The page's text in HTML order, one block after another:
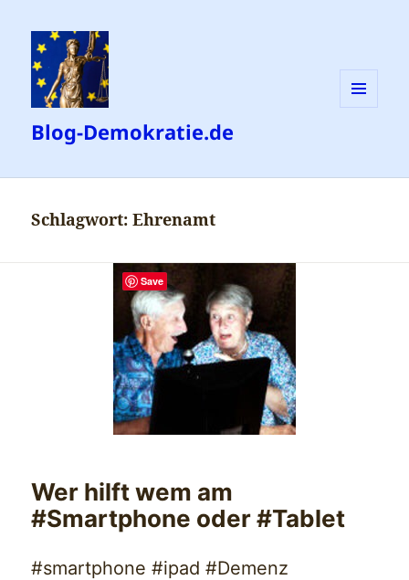
Blog-Demokratie.de
Schlagwort:Ehrenamt
Wer hilft wem am
#Smartphone oder #Tablet
#smartphone #ipad #Demenz
Save